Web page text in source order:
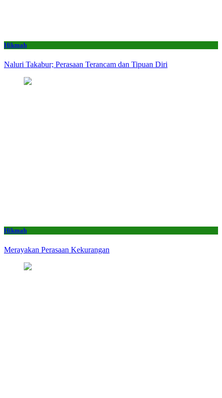
Hikmah
Naluri Takabur; Perasaan Terancam dan Tipuan Diri
Hikmah
Merayakan Perasaan Kekurangan